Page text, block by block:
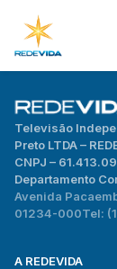
Televisão
Preto LTDA –
CNPJ –
Departamento
Avenida
01234-000Tel:
A REDEVIDA